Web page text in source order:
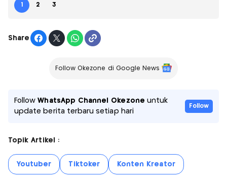
1 2 3
Share
Follow Okezone di Google News
FollowWhatsApp Channel Okezone untuk
update berita terbaru setiap hari
Follow
Topik Artikel :
Youtuber Tiktoker Konten Kreator